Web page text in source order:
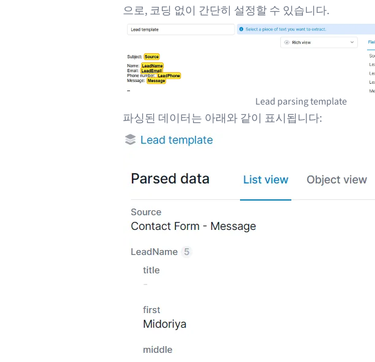
으로, 코딩 없이 간단히 설정할 수 있습니다.
Lead parsing template
파싱된 데이터는 아래와 같이 표시됩니다: